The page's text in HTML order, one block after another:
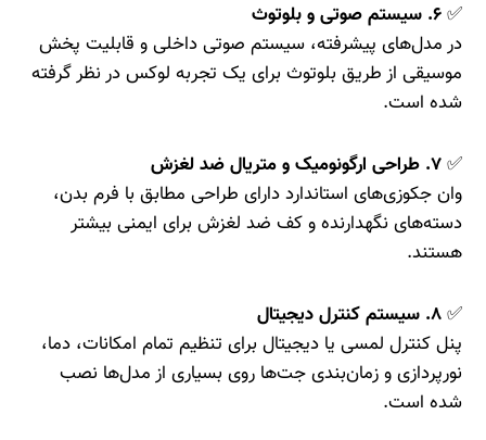
✅۶. سیستم صوتی و بلوتوث
در مدل‌های پیشرفته، سیستم صوتی داخلی و قابلیت پخش
موسیقی از طریق بلوتوث برای یک تجربه لوکس در نظر گرفته
شده است.
✅۷. طراحی ارگونومیک و متریال ضد لغزش
وان جکوزی‌های استاندارد دارای طراحی مطابق با فرم بدن،
دسته‌های نگهدارنده و کف ضد لغزش برای ایمنی بیشتر
هستند.
✅۸. سیستم کنترل دیجیتال
پنل کنترل لمسی یا دیجیتال برای تنظیم تمام امکانات، دما،
نورپردازی و زمان‌بندی جت‌ها روی بسیاری از مدل‌ها نصب
شده است.